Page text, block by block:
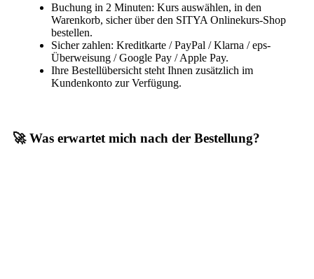
Buchung in 2 Minuten: Kurs auswählen, in den
Warenkorb, sicher über den SITYA Onlinekurs-Shop
bestellen.
Sicher zahlen: Kreditkarte / PayPal / Klarna / eps-
Überweisung / Google Pay / Apple Pay.
Ihre Bestellübersicht steht Ihnen zusätzlich im
Kundenkonto zur Verfügung.
🚀 Was erwartet mich nach der Bestellung?